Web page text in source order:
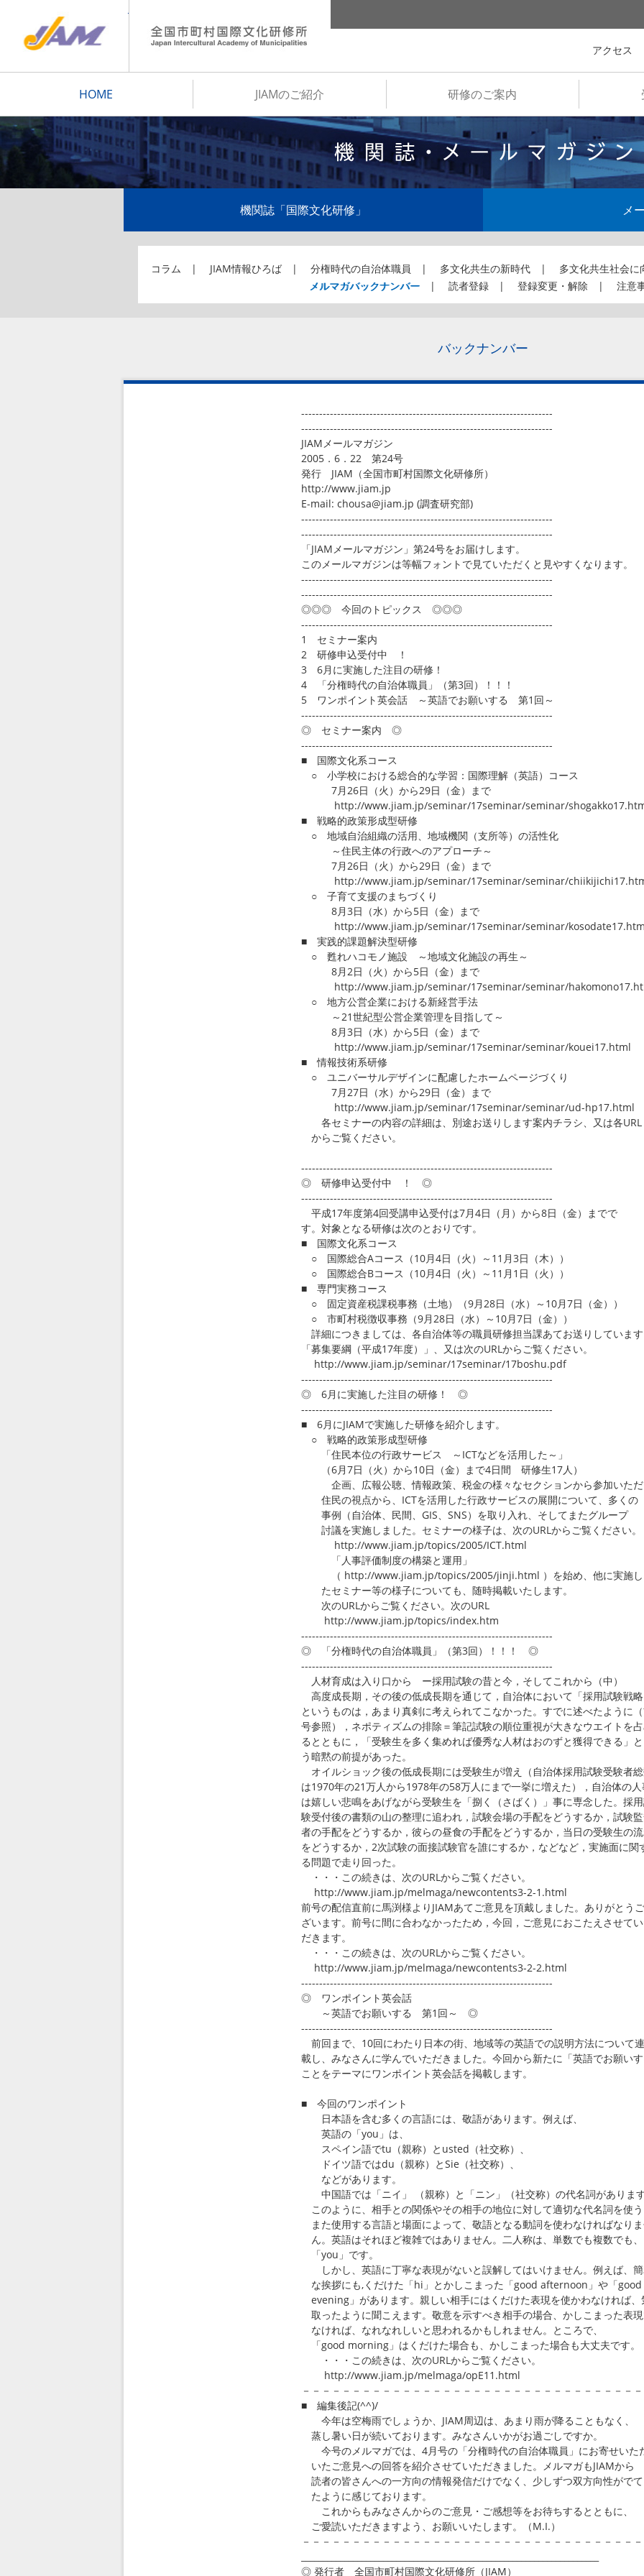
HOME JIAMのご紹介 研修のご案内
アクセス
機関誌「国際文化研修」 メ
コラム JIAM情報ひろば 分権時代の自治体職員 多文化共生の新時代
多文化共生社会に
メルマガバックナンバー
読者登録 登録変更・解除 注意
バックナンバー
----------------------------------------------------------------------
----------------------------------------------------------------------
JIAMメールマガジン
2005．6．22 第24号
発行 JIAM（全国市町村国際文化研修所）
http://www.jiam.jp
E-mail: chousa@jiam.jp (調査研究部)
----------------------------------------------------------------------
----------------------------------------------------------------------
「JIAMメールマガジン」第24号をお届けします。
このメールマガジンは等幅フォントで見ていただくと見やすくなります。
----------------------------------------------------------------------
----------------------------------------------------------------------
◎◎◎ 今回のトピックス ◎◎◎
----------------------------------------------------------------------
1 セミナー案内
2 研修申込受付中 ！
3 6月に実施した注目の研修！
4 「分権時代の自治体職員」（第3回）！！！
5 ワンポイント英会話 ～英語でお願いする 第1回～
----------------------------------------------------------------------
◎ セミナー案内 ◎
----------------------------------------------------------------------
■ 国際文化系コース
○ 小学校における総合的な学習：国際理解（英語）コース
7月26日（火）から29日（金）まで
http://www.jiam.jp/seminar/17seminar/seminar/
■ 戦略的政策形成型研修
○ 地域自治組織の活用、地域機関（支所等）の活性化
～住民主体の行政へのアプローチ～
7月26日（火）から29日（金）まで
http://www.jiam.jp/seminar/17seminar/seminar/
○ 子育て支援のまちづくり
8月3日（水）から5日（金）まで
http://www.jiam.jp/seminar/17seminar/seminar/
■ 実践的課題解決型研修
○ 甦れハコモノ施設 ～地域文化施設の再生～
8月2日（火）から5日（金）まで
http://www.jiam.jp/seminar/17seminar/seminar/
○ 地方公営企業における新経営手法
～21世紀型公営企業管理を目指して～
8月3日（水）から5日（金）まで
http://www.jiam.jp/seminar/17seminar/seminar/kouei17.html
■ 情報技術系研修
○ ユニバーサルデザインに配慮したホームページづくり
7月27日（水）から29日（金）まで
http://www.jiam.jp/seminar/17seminar/seminar/ud-hp17.html
各セミナーの内容の詳細は、別途お送りします案内チラシ、又は各URL
からご覧ください。
----------------------------------------------------------------------
◎ 研修申込受付中 ！ ◎
----------------------------------------------------------------------
平成17年度第4回受講申込受付は7月4日（月）から8日（金）までで
す。対象となる研修は次のとおりです。
■ 国際文化系コース
○ 国際総合Aコース（10月4日（火）～11月3日（木））
○ 国際総合Bコース（10月4日（火）～11月1日（火））
■ 専門実務コース
○ 固定資産税課税事務（土地）（9月28日（水）～10月7日（金））
○ 市町村税徴収事務（9月28日（水）～10月7日（金））
詳細につきましては、各自治体等の職員研修担当課あてお送りしています
「募集要綱（平成17年度）」、又は次のURLからご覧ください。
http://www.jiam.jp/seminar/17seminar/17boshu.pdf
----------------------------------------------------------------------
◎ 6月に実施した注目の研修！ ◎
----------------------------------------------------------------------
■ 6月にJIAMで実施した研修を紹介します。
○ 戦略的政策形成型研修
「住民本位の行政サービス ～ICTなどを活用した～」
（6月7日（火）から10日（金）まで4日間 研修生17人）
企画、広報公聴、情報政策、税金の様々なセクションから参加いた
住民の視点から、ICTを活用した行政サービスの展開について、多くの
事例（自治体、民間、GIS、SNS）を取り入れ、そしてまたグループ
討議を実施しました。セミナーの様子は、次のURLからご覧ください。
http://www.jiam.jp/topics/2005/ICT.html
「人事評価制度の構築と運用」
（ http://www.jiam.jp/topics/2005/jinji.html ）を始め、他に実施し
たセミナー等の様子についても、随時掲載いたします。
次のURLからご覧ください。次のURL
http://www.jiam.jp/topics/index.htm
----------------------------------------------------------------------
◎ 「分権時代の自治体職員」（第3回）！！！ ◎
----------------------------------------------------------------------
人材育成は入り口から ー採用試験の昔と今，そしてこれから（中）
高度成長期，その後の低成長期を通じて，自治体において「採用試験戦
というものは，あまり真剣に考えられてこなかった。すでに述べたように
号参照），ネポティズムの排除＝筆記試験の順位重視が大きなウエイトを
るとともに，「受験生を多く集めれば優秀な人材はおのずと獲得できる」
う暗黙の前提があった。
オイルショック後の低成長期には受験生が増え（自治体採用試験受験者
は1970年の21万人から1978年の58万人にまで一挙に増えた），自治体の
は嬉しい悲鳴をあげながら受験生を「捌く（さばく）」事に専念した。採
験受付後の書類の山の整理に追われ，試験会場の手配をどうするか，試験
者の手配をどうするか，彼らの昼食の手配をどうするか，当日の受験生の
をどうするか，2次試験の面接試験官を誰にするか，などなど，実施面に関
る問題で走り回った。
・・・この続きは、次のURLからご覧ください。
http://www.jiam.jp/melmaga/newcontents3-2-1.html
前号の配信直前に馬渕様よりJIAMあてご意見を頂戴しました。ありがとうご
ざいます。前号に間に合わなかったため，今回，ご意見におこたえさせて
だきます。
・・・この続きは、次のURLからご覧ください。
http://www.jiam.jp/melmaga/newcontents3-2-2.html
----------------------------------------------------------------------
◎ ワンポイント英会話
～英語でお願いする 第1回～ ◎
----------------------------------------------------------------------
前回まで、10回にわたり日本の街、地域等の英語での説明方法について連
載し、みなさんに学んでいただきました。今回から新たに「英語でお願い
ことをテーマにワンポイント英会話を掲載します。
■ 今回のワンポイント
日本語を含む多くの言語には、敬語があります。例えば、
英語の「you」は、
スペイン語でtu（親称）とusted（社交称）、
ドイツ語ではdu（親称）とSie（社交称）、
などがあります。
中国語では「ニイ」 （親称）と「ニン」（社交称）の代名詞がありま
このように、相手との関係やその相手の地位に対して適切な代名詞を使
また使用する言語と場面によって、敬語となる動詞を使わなければなり
ん。英語はそれほど複雑ではありません。二人称は、単数でも複数でも、
「you」です。
しかし、英語に丁寧な表現がないと誤解してはいけません。例えば、
な挨拶にも,くだけた「hi」とかしこまった「good afternoon」や「good
evening」があります。親しい相手にはくだけた表現を使かわなければ、
取ったように聞こえます。敬意を示すべき相手の場合、かしこまった表
なければ、なれなれしいと思われるかもしれません。ところで、
「good morning」はくだけた場合も、かしこまった場合も大丈夫です。
・・・この続きは、次のURLからご覧ください。
http://www.jiam.jp/melmaga/opE11.html
－－－－－－－－－－－－－－－－－－－－－－－－－－－－－－－－－
■ 編集後記(^^)/
今年は空梅雨でしょうか、JIAM周辺は、あまり雨が降ることもなく、
蒸し暑い日が続いております。みなさんいかがお過ごしですか。
今号のメルマガでは、4月号の「分権時代の自治体職員」にお寄せいた
いたご意見への回答を紹介させていただきました。メルマガもJIAMから
読者の皆さんへの一方向の情報発信だけでなく、少しずつ双方向性がで
たように感じております。
これからもみなさんからのご意見・ご感想等をお待ちするとともに、
ご愛読いただきますよう、お願いいたします。（M.I.）
－－－－－－－－－－－－－－－－－－－－－－－－－－－－－－－－－
◎ 発行者 全国市町村国際文化研修所（JIAM）